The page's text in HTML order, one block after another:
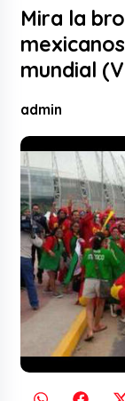
Mira la
mundial
admin